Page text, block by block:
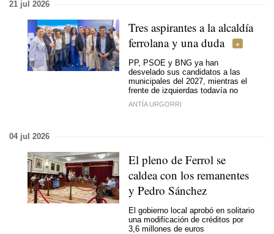
21 jul 2026
Tres aspirantes a la alcaldía
ferrolana y una duda
PP, PSOE y BNG ya han
desvelado sus candidatos a las
municipales del 2027, mientras el
frente de izquierdas todavía no
ANTÍA URGORRI
04 jul 2026
El pleno de Ferrol se
caldea con los remanentes
y Pedro Sánchez
El gobierno local aprobó en solitario
una modificación de créditos por
3,6 millones de euros